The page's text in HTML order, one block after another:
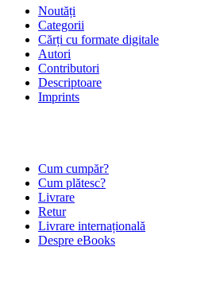
Noutăți
Categorii
Cărți cu formate digitale
Autori
Contributori
Descriptoare
Imprints
Cum cumpăr?
Cum plătesc?
Livrare
Retur
Livrare internațională
Despre eBooks